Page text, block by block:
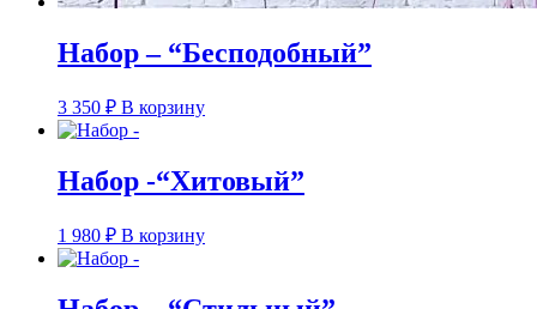
Набор – “Бесподобный”
3 350 ₽ В корзину
Набор -“Хитовый”
1 980 ₽ В корзину